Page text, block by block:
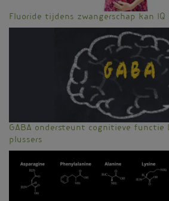
Fluoride tijdens zwangerschap kan IQ
GABA ondersteunt cognitieve functie
plussers